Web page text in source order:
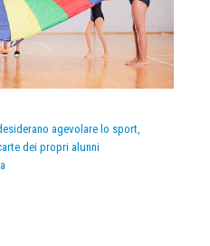
agevolare lo sport,
dei propri alunni